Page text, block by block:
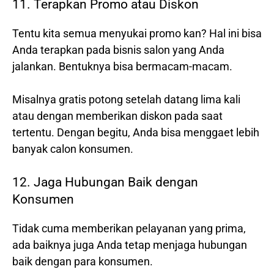
11. Terapkan Promo atau Diskon
Tentu kita semua menyukai promo kan? Hal ini bisa
Anda terapkan pada bisnis salon yang Anda
jalankan. Bentuknya bisa bermacam-macam.
Misalnya gratis potong setelah datang lima kali
atau dengan memberikan diskon pada saat
tertentu. Dengan begitu, Anda bisa menggaet lebih
banyak calon konsumen.
12. Jaga Hubungan Baik dengan
Konsumen
Tidak cuma memberikan pelayanan yang prima,
ada baiknya juga Anda tetap menjaga hubungan
baik dengan para konsumen.